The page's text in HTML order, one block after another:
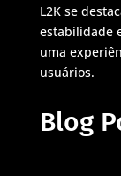
L2K se
estabilidade
uma
usuários.
Blog